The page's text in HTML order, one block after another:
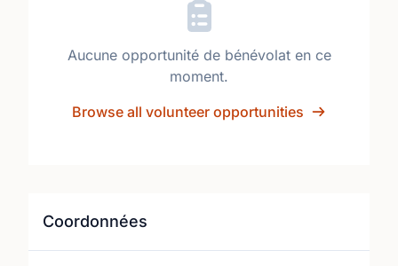
Aucune opportunité de bénévolat en ce
moment.
Browse all volunteer opportunities
Coordonnées